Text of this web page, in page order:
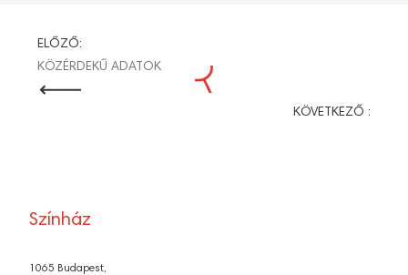
BEJEGYZÉS
NAVIGÁCIÓ
ELŐZŐ:
KÖZÉRDEKŰ ADATOK
KÖVETKEZŐ :
Színház
1065 Budapest,